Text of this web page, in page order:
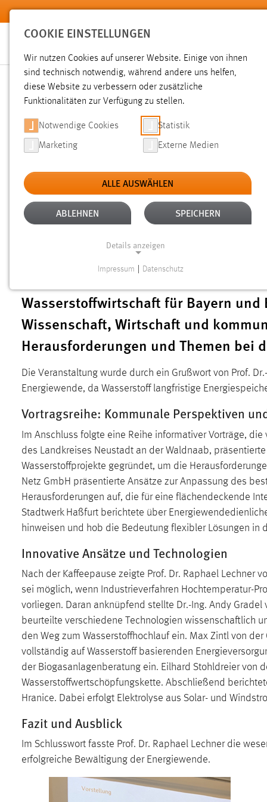
Zum Hauptinhalt springen
Sie sind hier:
Hochschule Aktuelles News der OTH Amberg-Weiden
HYBABO WORKSHOP:
23.01.2025
Direkt neben dem größten
2025 im Luisenburg Restaurant in
und Trends zur
zwischen der OTH Amberg-Weiden,
Bezirks Karlsbad, hat sich zum Ziel
Wasserstoffwirtschaft für Bayern und
Wissenschaft, Wirtschaft und
Herausforderungen und Themen bei
Die Veranstaltung wurde durch ein Grußwort von Prof.
Energiewende, da Wasserstoff langfristige
Vortragsreihe: Kommunale Perspektiven
Im Anschluss folgte eine Reihe informativer Vorträge,
des Landkreises Neustadt an der Waldnaab,
Wasserstoffprojekte gegründet, um die
Netz GmbH präsentierte Ansätze zur Anpassung des
Herausforderungen auf, die für eine flächendeckende
Stadtwerk Haßfurt berichtete über
hinweisen und hob die Bedeutung flexibler Lösungen in
Innovative Ansätze und Technologien
Nach der Kaffeepause zeigte Prof. Dr. Raphael Lechner
sei möglich, wenn Industrieverfahren Hochtemperatur-
vorliegen. Daran anknüpfend stellte Dr.-Ing. Andy
beurteilte verschiedene Technologien wissenschaftlich
den Weg zum Wasserstoffhochlauf ein. Max Zintl von
vollständig auf Wasserstoff basierenden
der Biogasanlagenberatung ein. Eilhard Stohldreier von
Wasserstoffwertschöpfungskette. Abschließend
Hranice. Dabei erfolgt Elektrolyse aus Solar- und
Fazit und Ausblick
Im Schlusswort fasste Prof. Dr. Raphael Lechner die
erfolgreiche Bewältigung der Energiewende.
COOKIE EINSTELLUNGEN
Wir nutzen Cookies auf unserer Website. Einige von ihnen
sind technisch notwendig, während andere uns helfen,
diese Website zu verbessern oder zusätzliche
Funktionalitäten zur Verfügung zu stellen.
Notwendige Cookies Statistik
Marketing Externe Medien
ALLE AUSWÄHLEN
ABLEHNEN SPEICHERN
Details anzeigen
Notwendige Cookies ermöglichen grundlegende
Funktionen und sind für die einwandfreie Funktion der
Website erforderlich.
Name:
ausgewählten Einverständnis-Optionen
Cookie Laufzeit: 1 Jahr
Performance
Name: staticfilecache
Zweck:
Für performante Seitenauslieferung wird
eingeloggt ist.
Sprachpräferenz
Name: site-language-preference
Zweck:
Das Cookie speichert die gewählte
Sprache der Website.
Cookie Laufzeit:
mibew_locale, mibew-chat-frame-style-
5e9dbeb1811c0446
Zweck:
Wird benötigt um die Chatfunktion
nutzen zu können.
Impressum Datenschutz